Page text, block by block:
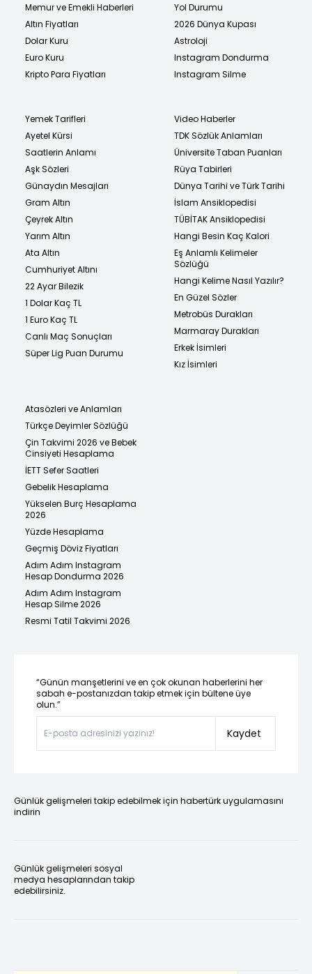
Memur ve Emekli Haberleri
Altın Fiyatları
Dolar Kuru
Euro Kuru
Kripto Para Fiyatları
Yol Durumu
2026 Dünya Kupası
Astroloji
Instagram Dondurma
Instagram Silme
Yemek Tarifleri
Ayetel Kürsi
Saatlerin Anlamı
Aşk Sözleri
Günaydın Mesajları
Gram Altın
Çeyrek Altın
Yarım Altın
Ata Altın
Cumhuriyet Altını
22 Ayar Bilezik
1 Dolar Kaç TL
1 Euro Kaç TL
Canlı Maç Sonuçları
Süper Lig Puan Durumu
Video Haberler
TDK Sözlük Anlamları
Üniversite Taban Puanları
Rüya Tabirleri
Dünya Tarihi ve Türk Tarihi
İslam Ansiklopedisi
TÜBİTAK Ansiklopedisi
Hangi Besin Kaç Kalori
Eş Anlamlı Kelimeler
Sözlüğü
Hangi Kelime Nasıl Yazılır?
En Güzel Sözler
Metrobüs Durakları
Marmaray Durakları
Erkek İsimleri
Kız İsimleri
Atasözleri ve Anlamları
Türkçe Deyimler Sözlüğü
Çin Takvimi 2026 ve Bebek
Cinsiyeti Hesaplama
İETT Sefer Saatleri
Gebelik Hesaplama
Yükselen Burç Hesaplama
2026
Yüzde Hesaplama
Geçmiş Döviz Fiyatları
Adım Adım Instagram
Hesap Dondurma 2026
Adım Adım Instagram
Hesap Silme 2026
Resmi Tatil Takvimi 2026
“Günün manşetlerini ve en çok okunan haberlerini her
sabah e-postanızdan takip etmek için bültene üye
olun.”
Kaydet
Günlük gelişmeleri takip edebilmek için habertürk uygulamasını
indirin
Günlük gelişmeleri sosyal
medya hesaplarından takip
edebilirsiniz.